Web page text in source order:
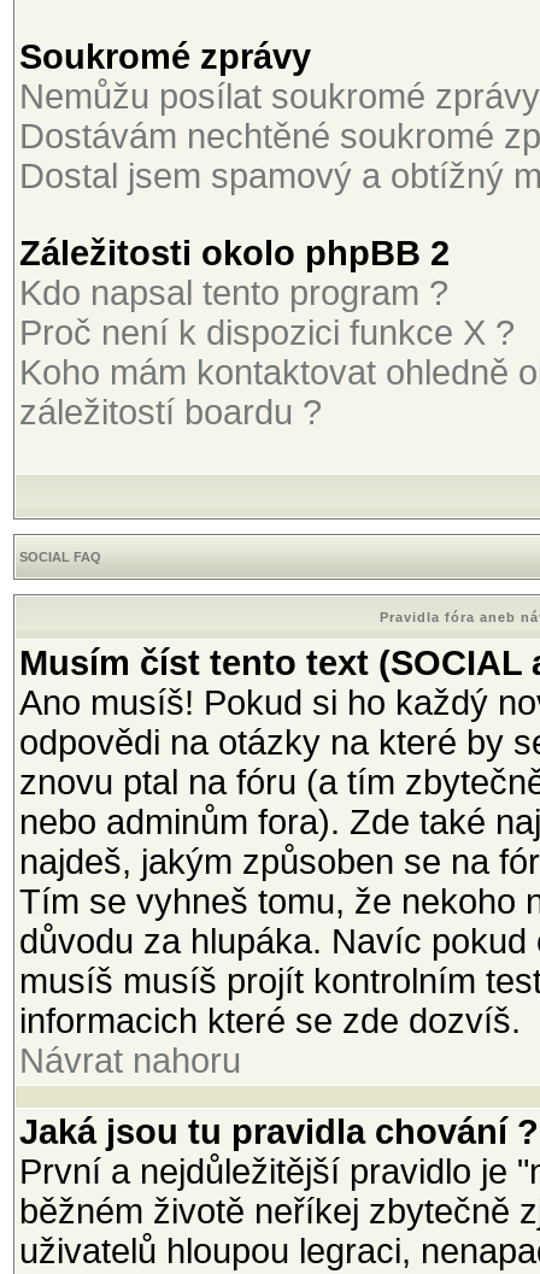
Soukromé zprávy
Nemůžu posílat soukromé
Dostávám nechtěné soukromé
Dostal jsem spamový a obtížný
Záležitosti okolo phpBB 2
Kdo napsal tento program ?
Proč není k dispozici funkce X ?
Koho mám kontaktovat ohledně
záležitostí boardu ?
SOCIAL FAQ
Pravidla fóra aneb
Musím číst tento text (SOCIAL
Ano musíš! Pokud si ho každý
odpovědi na otázky na které by
znovu ptal na fóru (a tím
nebo adminům fora). Zde také
najdeš, jakým způsoben se na
Tím se vyhneš tomu, že nekoho
důvodu za hlupáka. Navíc
musíš musíš projít kontrolním
informacich které se zde dozvíš.
Návrat nahoru
Jaká jsou tu pravidla chování ?
První a nejdůležitější pravidlo je
běžném životě neříkej zbytečně
uživatelů hloupou legraci,